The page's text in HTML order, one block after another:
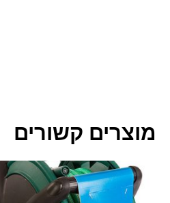
מוצרים קשורים